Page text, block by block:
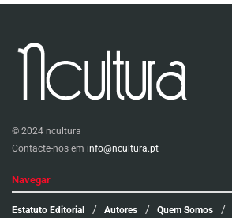
© 2024 ncultura
Contacte-nos em info@ncultura.pt
Navegar
Estatuto Editorial Autores Quem Somos